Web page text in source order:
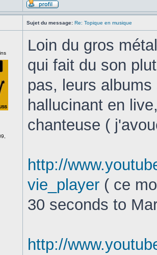
Sujet du message: Re: Topique en musique
Loin du gros
qui fait du son
pas, leurs
hallucinant en
chanteuse (
http://
vie_player ( ce
30 seconds to
http://